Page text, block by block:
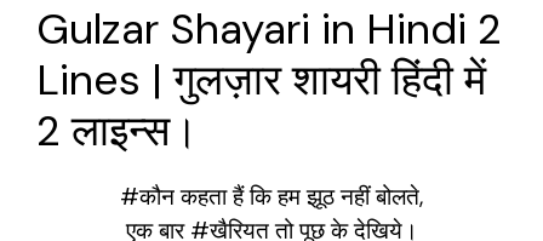
Gulzar Shayari in Hindi 2
Lines | गुलज़ार शायरी हिंदी में
2 लाइन्स।
#कौन कहता हैं कि हम झूठ नहीं बोलते,
एक बार #खैरियत तो पूछ के देखिये।